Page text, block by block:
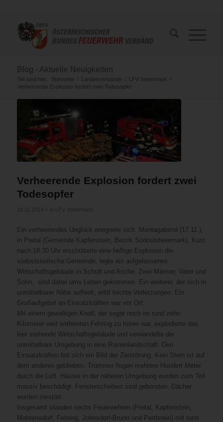
Blog - Aktuelle Neuigkeiten
Sie sind hier: Startseite / Landesverbände / LFV Steiermark
/
Verheerende Explosion fordert zwei Todesopfer
Verheerende Explosion fordert zwei
Todesopfer
Ein verheerendes Unglück ereignete sich Montagabend (17.11.),
in Pretal (Gemeinde Kapfenstein, Bezirk Südoststeiermark). Kurz
nach 18:30 Uhr erschütterte eine heftige Explosion die
südoststeirische Gemeinde, legte ein aufgelassenes
Wirtschaftsgebäude in Schutt und Asche. Zwei Männer, Vater und
Sohn, sind dabei ums Leben gekommen. Ein weiterer, der sich in
unmittelbarer Nähe aufhielt, erlitt leichte Verletzungen. Ein
Großaufgebot an Einsatzkräften war vor Ort.
Mit einem gewaltigen Knall, der sogar noch im rund zehn
Kilometer weit entfernten Fehring zu hören war, explodierte das
leer stehende Wirtschaftsgebäude und verwandelte die
unmittelbare Umgebung in eine Ruinenlandschaft. Den
Einsatzkräften bot sich ein Bild der Zerstörung. Kein Stein ist auf
dem anderen geblieben. Trümmer flogen mehrere Hundert Meter
durch die Luft. Häuser in der näheren Umgebung wurden zum Teil
massiv beschädigt. Fensterscheiben sind geborsten, Dächer
wurden zerstört.
Insgesamt standen sechs Feuerwehren (Pretal, Kapfenstein,
Mahrensdorf, Fehring, Johnsdorf-Brunn und Pertlstein) mit rund